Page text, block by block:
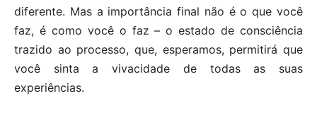
diferente. Mas a importância final não é o que você
faz, é como você o faz – o estado de consciência
trazido ao processo, que, esperamos, permitirá que
você sinta a vivacidade de todas as suas
experiências.